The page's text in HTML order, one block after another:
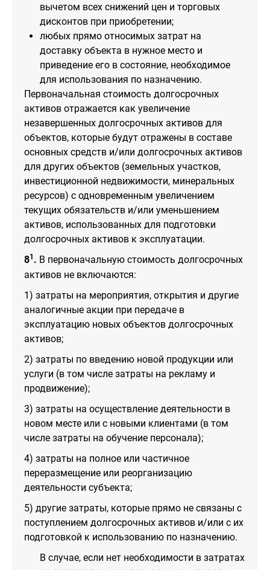
вычетом всех снижений цен и торговых
дисконтов при приобретении;
любых прямо относимых затрат на
доставку объекта в нужное место и
приведение его в состояние, необходимое
для использования по назначению.
Первоначальная стоимость долгосрочных
активов отражается как увеличение
незавершенных долгосрочных активов для
объектов, которые будут отражены в составе
основных средств и/или долгосрочных активов
для других объектов (земельных участков,
инвестиционной недвижимости, минеральных
ресурсов) с одновременным увеличением
текущих обязательств и/или уменьшением
активов, использованных для подготовки
долгосрочных активов к эксплуатации.
81 . В первоначальную стоимость долгосрочных
активов не включаются:
1) затраты на мероприятия, открытия и другие
аналогичные акции при передаче в
эксплуатацию новых объектов долгосрочных
активов;
2) затраты по введению новой продукции или
услуги (в том числе затраты на рекламу и
продвижение);
3) затраты на осуществление деятельности в
новом месте или с новыми клиентами (в том
числе затраты на обучение персонала);
4) затраты на полное или частичное
переразмещение или реорганизацию
деятельности субъекта;
5) другие затраты, которые прямо не связаны с
поступлением долгосрочных активов и/или с их
подготовкой к использованию по назначению.
В случае, если нет необходимости в затратах